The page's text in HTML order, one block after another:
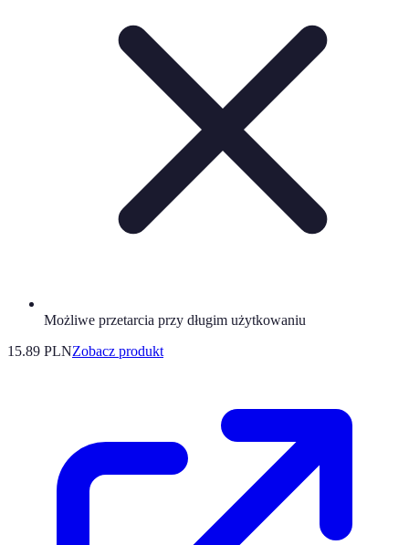
Możliwe przetarcia przy długim użytkowaniu
15.89 PLNZobacz produkt